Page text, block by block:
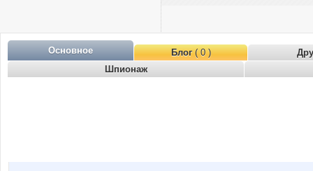
Основное Блог( 0 )
Шпионаж